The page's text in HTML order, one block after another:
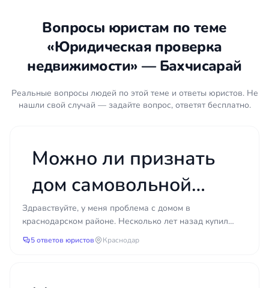
несоответствие адреса/собственника. Но правовую
историю Вы вряд ли сможете оценить.
Вопросы юристам по теме
«Юридическая проверка
недвижимости» — Бахчисарай
Реальные вопросы людей по этой теме и ответы юристов. Не
нашли свой случай — задайте вопрос, ответят бесплатно.
Можно ли признать
дом самовольной
постройкой и
сохранить его через
Здравствуйте, у меня проблема с домом в
краснодарском районе. Несколько лет назад купил
земельный участок и начал строиться, но честно
говоря не разби...
5 ответов юристов Краснодар